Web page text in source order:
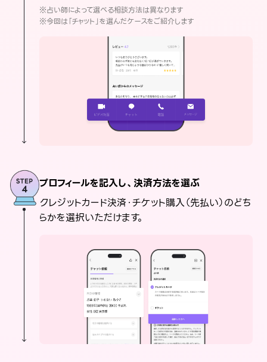
※占い師によって選べる相談方法は異なります
※今回は「チャット」を選んだケースをご紹介します
プロフィールを記入し、決済方法を選ぶ
クレジットカード決済・チケット購入（先払い）のどち
らかを選択いただけます。